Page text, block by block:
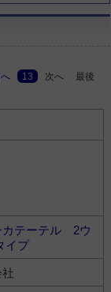
13 次へ 最後
カテーテル 2ウ
イプ